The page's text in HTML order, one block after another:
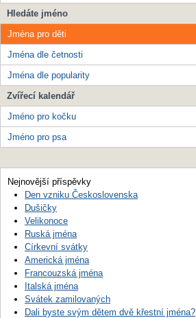
Hledáte jméno
Jména pro děti
Jména dle četnosti
Jména dle popularity
Zvířecí kalendář
Jméno pro kočku
Jméno pro psa
Nejnovější příspěvky
Den vzniku Československa
Dušičky
Velikonoce
Ruská jména
Církevní svátky
Americká jména
Francouzská jména
Italská jména
Svátek zamilovaných
Dali byste svým dětem dvě křestní jména?